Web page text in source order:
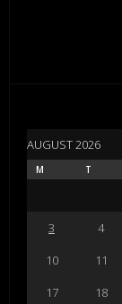
AUGUST 2026
M T
3
4
10
11
17
18